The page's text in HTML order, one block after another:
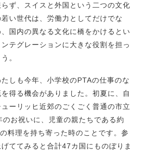
ず、スイスと外国という二つの文化
い世代は、労働力としてだけでな
国内の異なる文化に橋をかけるとい
テグレーションに大きな役割を担っ
。
しも今年、小学校のPTAの仕事のな
得る機会がありました。初夏に、自
ーリッヒ近郊のごくごく普通の市立
お祝いに、児童の親たちである約
料理を持ち寄った時のことです。参
ててみると合計47カ国にものぼりま